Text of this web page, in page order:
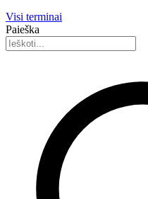
Visi terminai
Paieška